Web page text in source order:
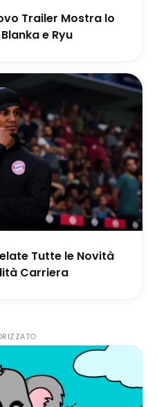
Trailer Mostra lo
e Ryu
Tutte le Novità
Carriera